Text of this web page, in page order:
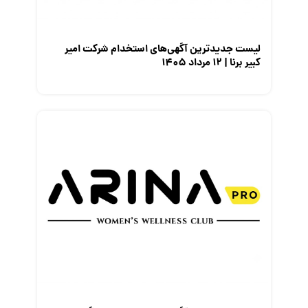
لیست جدیدترین آگهی‌های استخدام شرکت امیر
کبیر برنا | ۱۲ مرداد ۱۴۰۵